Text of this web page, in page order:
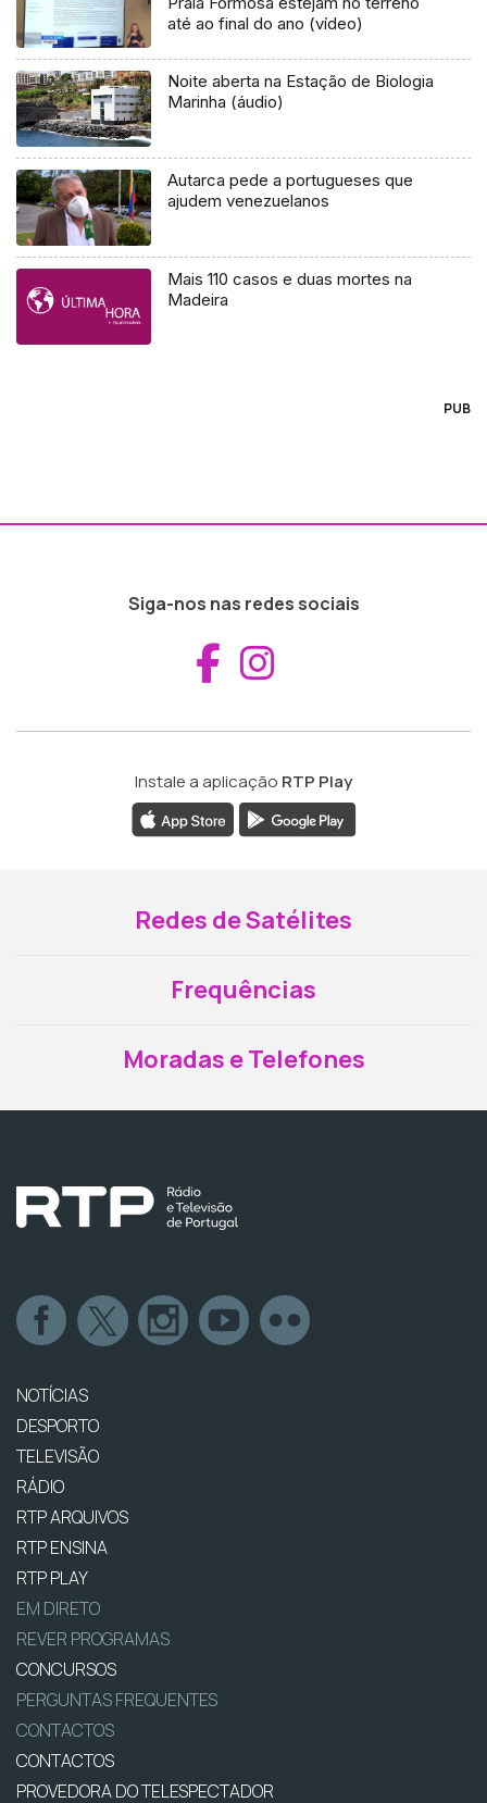
até ao final do ano (vídeo)
Noite aberta na Estação de Biologia
Marinha (áudio)
Autarca pede a portugueses que
ajudem venezuelanos
Mais 110 casos e duas mortes na
Madeira
PUB
Siga-nos nas redes sociais
Aceder ao
Instale a aplicação RTP Play
Redes de Satélites
Frequências
Moradas e Telefones
NOTÍCIAS
DESPORTO
TELEVISÃO
RÁDIO
RTP ARQUIVOS
RTP ENSINA
RTP PLAY
EM DIRETO
REVER PROGRAMAS
CONCURSOS
PERGUNTAS FREQUENTES
CONTACTOS
CONTACTOS
PROVEDORA DO TELESPECTADOR